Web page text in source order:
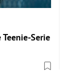
Serie